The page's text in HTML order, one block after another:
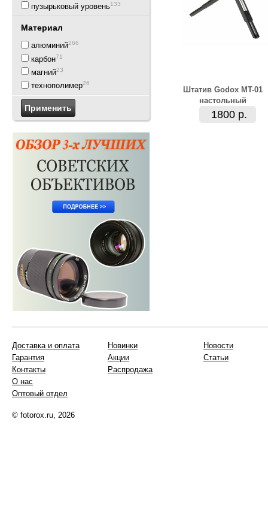
пузырьковый уровень133
Материал
алюминий266
карбон71
магний23
технополимер26
Штатив Godox MT-01
настольный
1800 р.
Доставка и оплата
Гарантия
Контакты
О нас
Оптовый отдел
Новинки
Акции
Распродажа
Новости
Статьи
© fotorox.ru, 2026